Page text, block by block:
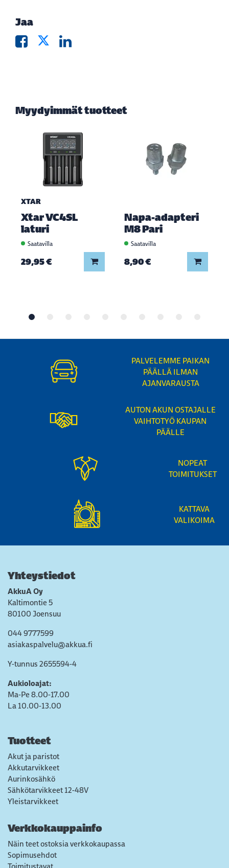
Jaa
Myydyimmät tuotteet
XTAR
Xtar VC4SL
laturi
Saatavilla
29,95 € Lisää koriin
Napa-adapteri
M8 Pari
Saatavilla
8,90 € Lisää
PALVELEMME PAIKAN
PÄÄLLÄ ILMAN
AJANVARAUSTA
AUTON AKUN OSTAJALLE
VAIHTOTYÖ KAUPAN
PÄÄLLE
NOPEAT
TOIMITUKSET
KATTAVA
VALIKOIMA
Yhteystiedot
AkkuA Oy
Kaltimontie 5
80100 Joensuu
044 9777599
asiakaspalvelu@akkua.fi
Y-tunnus 2655594-4
Aukioloajat:
Ma-Pe 8.00-17.00
La 10.00-13.00
Tuotteet
Akut ja paristot
Akkutarvikkeet
Aurinkosähkö
Sähkötarvikkeet 12-48V
Yleistarvikkeet
Verkkokauppainfo
Näin teet ostoksia verkkokaupassa
Sopimusehdot
Toimitustavat